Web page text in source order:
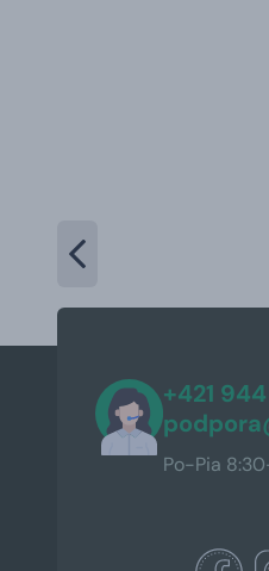
+421
Po-Pia